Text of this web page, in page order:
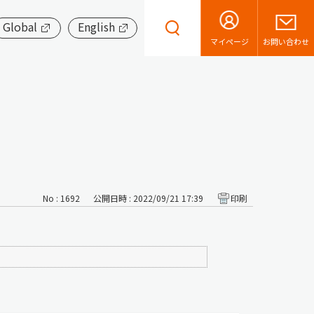
Global English
マイページ お問い合わせ
No : 1692 公開日時 : 2022/09/21 17:39 印刷